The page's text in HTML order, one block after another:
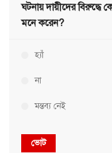
ঘটনায় দায়ীদের বিরুদ্ধে
মনে করেন?
হ্যাঁ
না
মন্তব্য নেই
ভোট